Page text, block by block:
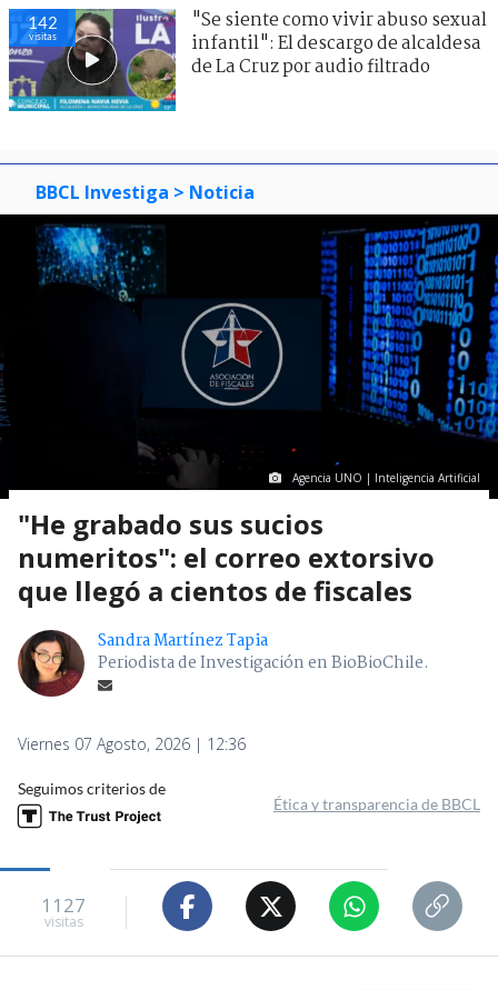
142
visitas
"Se siente como vivir abuso sexual
infantil": El descargo de alcaldesa
de La Cruz por audio filtrado
BBCL Investiga > Noticia
Agencia UNO | Inteligencia Artificial
"He grabado sus sucios
numeritos": el correo extorsivo
que llegó a cientos de fiscales
Sandra Martínez Tapia
Periodista de Investigación en BioBioChile.
Viernes 07 Agosto, 2026 | 12:36
Seguimos criterios de
Ética y transparencia de BBCL
1127
visitas